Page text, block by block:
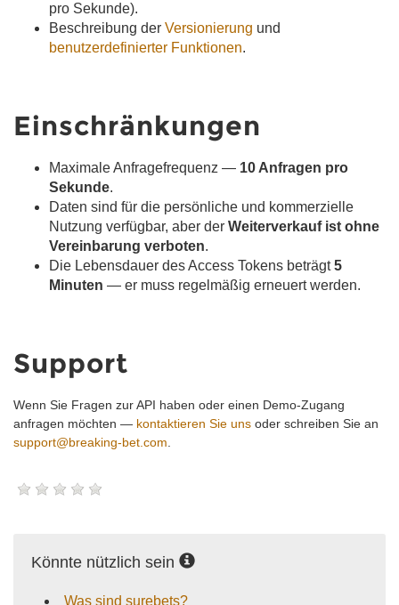
pro Sekunde).
Beschreibung der Versionierung und
benutzerdefinierter Funktionen.
Einschränkungen
Maximale Anfragefrequenz — 10 Anfragen pro
Sekunde.
Daten sind für die persönliche und kommerzielle
Nutzung verfügbar, aber der Weiterverkauf ist ohne
Vereinbarung verboten.
Die Lebensdauer des Access Tokens beträgt5
Minuten — er muss regelmäßig erneuert werden.
Support
Wenn Sie Fragen zur API haben oder einen Demo-Zugang
anfragen möchten — kontaktieren Sie uns oder schreiben Sie an
support@breaking-bet.com
Könnte nützlich sein
Was sind surebets?